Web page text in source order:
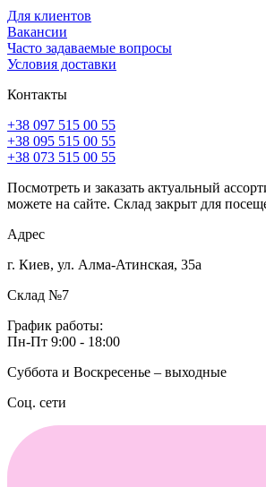
Для клиентов
Вакансии
Часто задаваемые вопросы
Условия доставки
Контакты
+38 097 515 00 55
+38 095 515 00 55
+38 073 515 00 55
Посмотреть и заказать актуальный
можете на сайте. Склад закрыт для
Адрес
г. Киев, ул. Алма-Атинская, 35а
Склад №7
График работы:
Пн-Пт 9:00 - 18:00
Суббота и Воскресенье – выходные
Соц. сети